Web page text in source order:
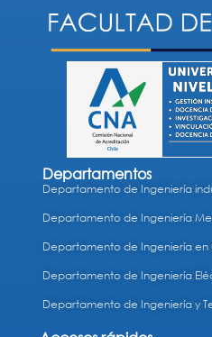
Departamentos
Departamento de Ingeniería
Departamento de Ingeniería
Departamento de Ingeniería
Departamento de Ingeniería
Departamento de Ingeniería y